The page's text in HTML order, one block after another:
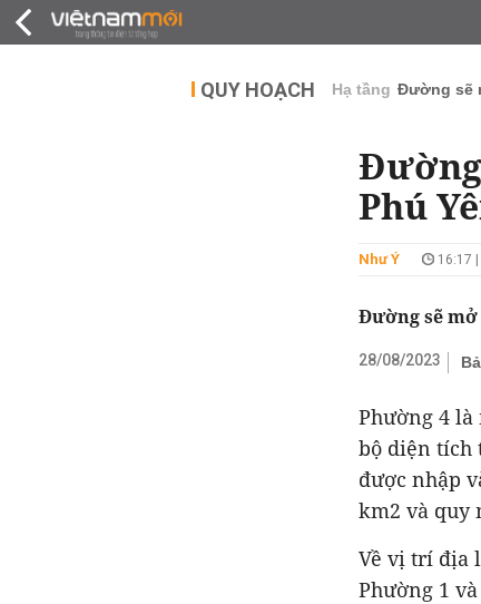
QUY HOẠCH Hạ tầng Đường sẽ
Đường
Phú
Như Ý 16:17
Đường sẽ mở
28/08/2023
Phường 4 là
bộ diện tích
được nhập
km2 và quy
Về vị trí địa
Phường 1